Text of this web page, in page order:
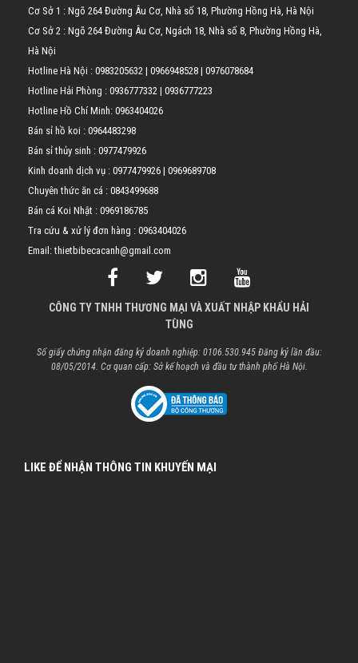
Cơ Sở 1 : Ngõ 264 Đường Âu Cơ, Nhà số 18, Phường Hồng Hà, Hà Nội
Cơ Sở 2 : Ngõ 264 Đường Âu Cơ, Ngách 18, Nhà số 8, Phường Hồng Hà,
Hà Nội
Hotline Hà Nội : 0983205632 | 0966948528 | 0976078684
Hotline Hải Phòng : 0936777332 | 0936777223
Hotline Hồ Chí Minh: 0963404026
Bán sỉ hồ koi : 0964483298
Bán sỉ thủy sinh : 0977479926
Kinh doanh dịch vụ : 0977479926 | 0969689708
Chuyên thức ăn cá : 0843499688
Bán cá Koi Nhật : 0969186785
Tra cứu & xử lý đơn hàng : 0963404026
Email: thietbibecacanh@gmail.com
CÔNG TY TNHH THƯƠNG MẠI VÀ XUẤT NHẬP KHẨU HẢI
TÙNG
Số giấy chứng nhận đăng ký doanh nghiệp: 0106.530.945 Đăng ký lần đầu:
08/05/2014. Cơ quan cấp: Sở kế hoạch và đầu tư thành phố Hà Nội.
LIKE ĐỂ NHẬN THÔNG TIN KHUYẾN MẠI